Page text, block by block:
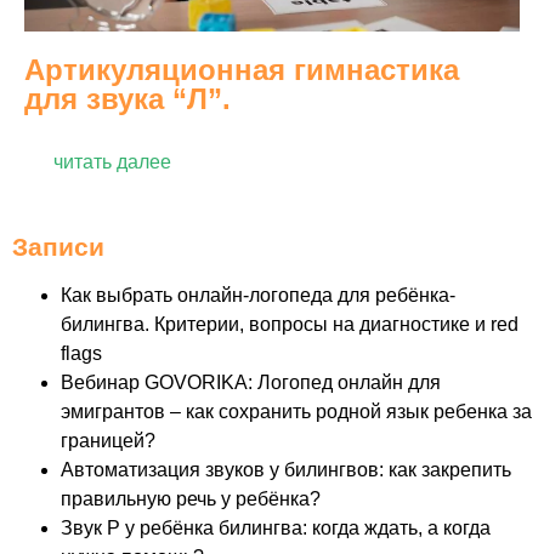
Артикуляционная гимнастика
для звука “Л”.
читать далее
Записи
Как выбрать онлайн-логопеда для ребёнка-
билингва. Критерии, вопросы на диагностике и red
flags
Вебинар GOVORIKA: Логопед онлайн для
эмигрантов – как сохранить родной язык ребенка за
границей?
Автоматизация звуков у билингвов: как закрепить
правильную речь у ребёнка?
Звук Р у ребёнка билингва: когда ждать, а когда